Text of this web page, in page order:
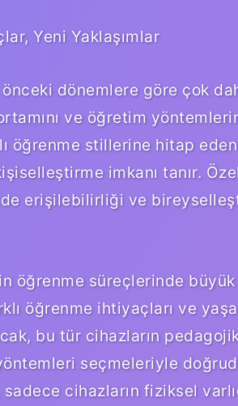
Yeni Yaklaşımlar
dönemlere göre çok
ve öğretim
öğrenme stillerine hitap
imkanı tanır.
erişilebilirliği ve
öğrenme süreçlerinde
öğrenme ihtiyaçları ve
bu tür cihazların pedagojik
seçmeleriyle
cihazların fiziksel